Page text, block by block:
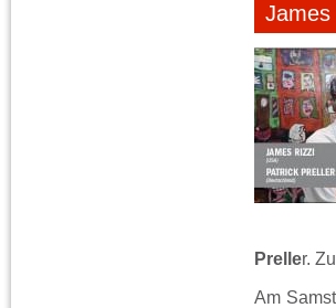
James
Preller.
Am